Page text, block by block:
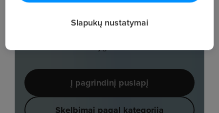
Slapukų nustatymai